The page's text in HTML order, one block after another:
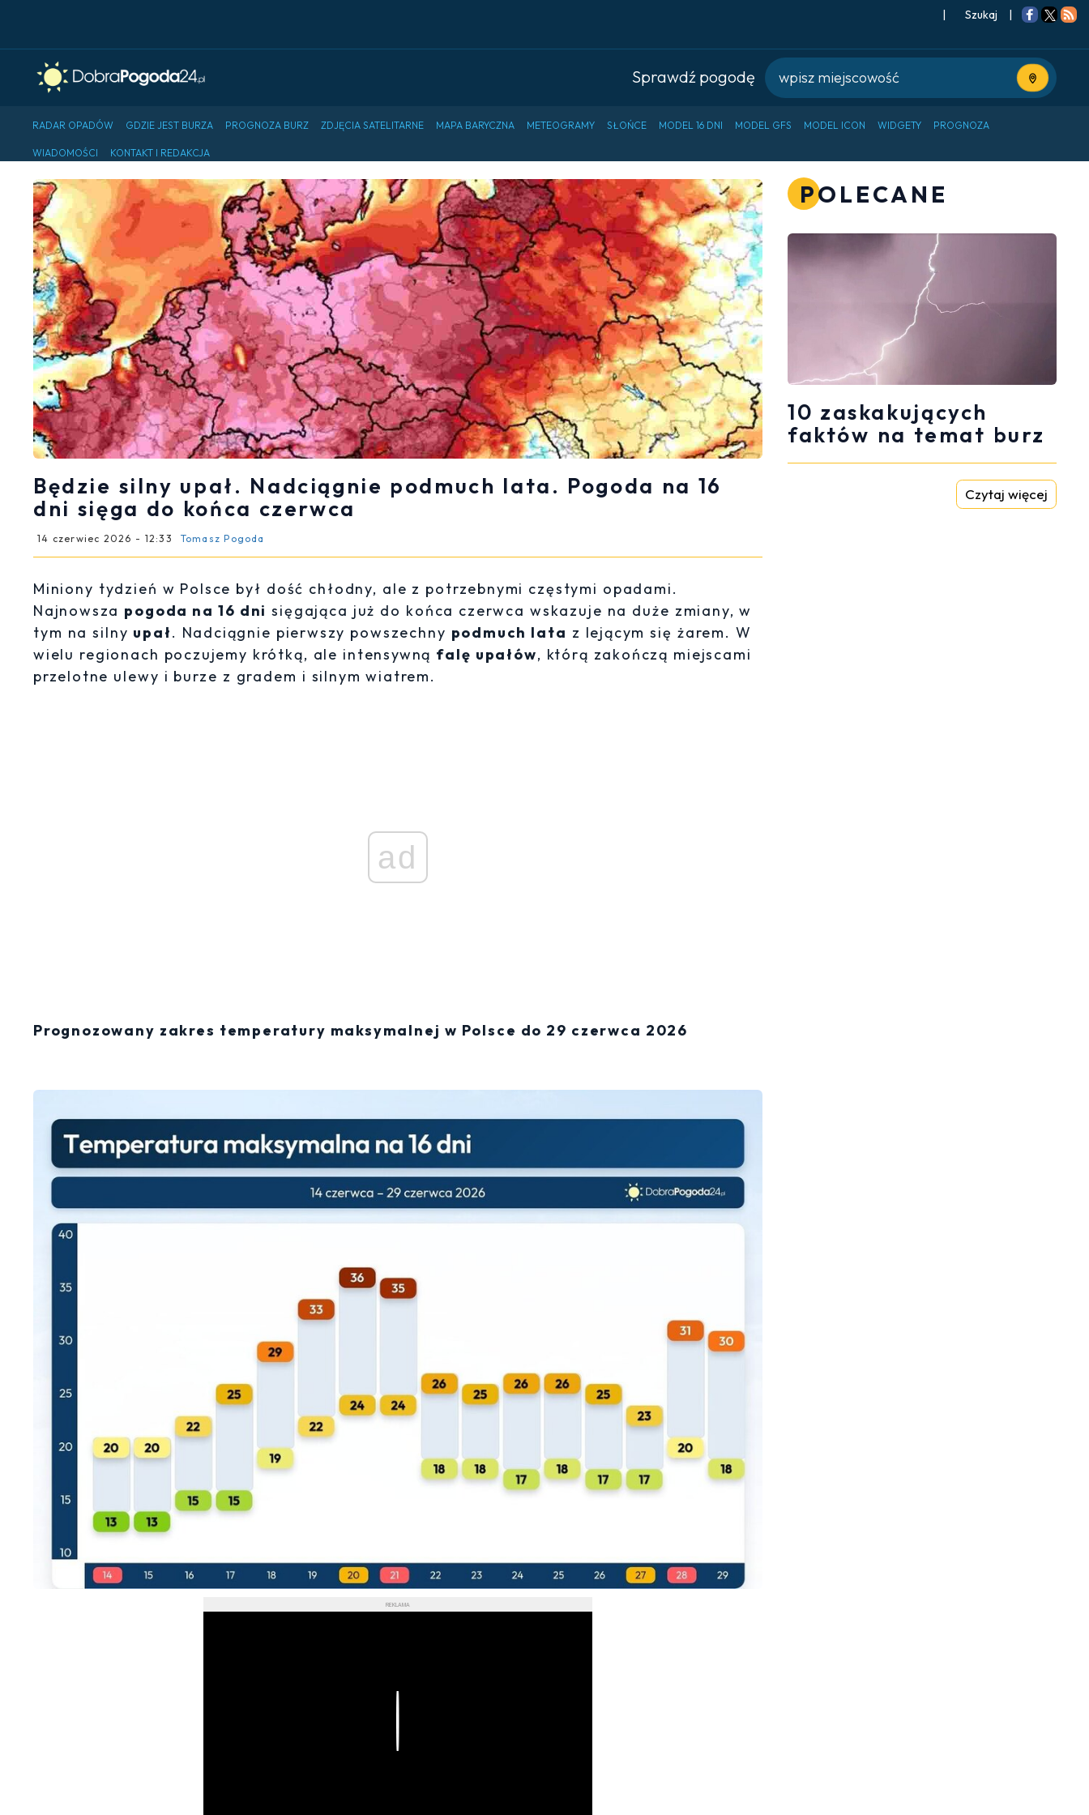
| |
Sprawdź pogodę Użyj
RADAR OPADÓW GDZIE JEST BURZA PROGNOZA BURZ ZDJĘCIA SATELITARNE MAPA BARYCZNA METEOGRAMY SŁOŃCE MODEL 16 DNI MODEL GFS MODEL ICON WIDGETY PROGNOZA
WIADOMOŚCI KONTAKT I REDAKCJA
Będzie silny upał. Nadciągnie podmuch lata. Pogoda na 16
dni sięga do końca czerwca
14 czerwiec 2026 - 12:33 Tomasz Pogoda
Miniony tydzień w Polsce był dość chłodny, ale z potrzebnymi częstymi opadami.
Najnowsza pogoda na 16 dni sięgająca już do końca czerwca wskazuje na duże zmiany, w
tym na silny upał. Nadciągnie pierwszy powszechny podmuch lata z lejącym się żarem. W
wielu regionach poczujemy krótką, ale intensywną falę upałów, którą zakończą miejscami
przelotne ulewy i burze z gradem i silnym wiatrem.
ad
Prognozowany zakres temperatury maksymalnej w Polsce do 29 czerwca 2026
REKLAMA
POLECANE
10 zaskakujących
faktów na temat burz
Czytaj więcej